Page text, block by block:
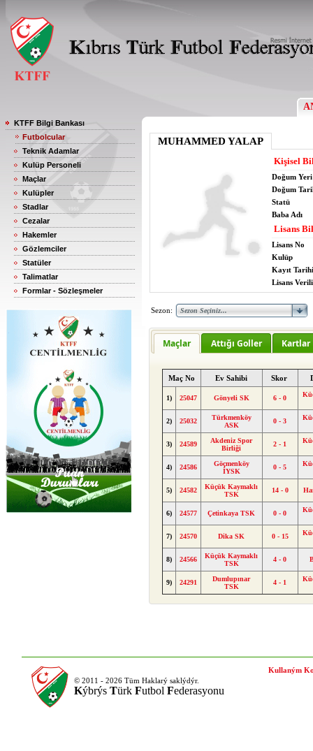
KTFF Bilgi Bankası
Futbolcular
Teknik Adamlar
Kulüp Personeli
Maçlar
Kulüpler
Stadlar
Cezalar
Hakemler
Gözlemciler
Statüler
Talimatlar
Formlar - Sözleşmeler
MUHAMMED YALAP
Kişisel
Doğum Yeri
Doğum
Statü
Baba Adı
Lisans
Lisans No
Kulüp
Kayıt Tarihi
Lisans
Sezon:
Maçlar Attığı Goller Kartlar
Maç No Ev Sahibi Skor
1) 25047 Gönyeli SK 6 - 0
2) 25032
Türkmenköy
ASK
0 - 3
3) 24589
Akdeniz Spor
Birliği
2 - 1
4) 24586
Göçmenköy
İYSK
0 - 5
5) 24582
Küçük Kaymaklı
TSK
14 - 0
6) 24577 Çetinkaya TSK 0 - 0
7) 24570 Dika SK 0 - 15
8) 24566
Küçük Kaymaklı
TSK
4 - 0
9) 24291
Dumlupınar
TSK
4 - 1
© 2011 - 2026 Tüm Haklarý saklýdýr.
Kýbrýs Türk Futbol Federasyonu
Kullaným